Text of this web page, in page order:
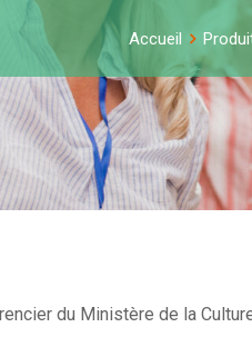
Accueil
du Ministère de la